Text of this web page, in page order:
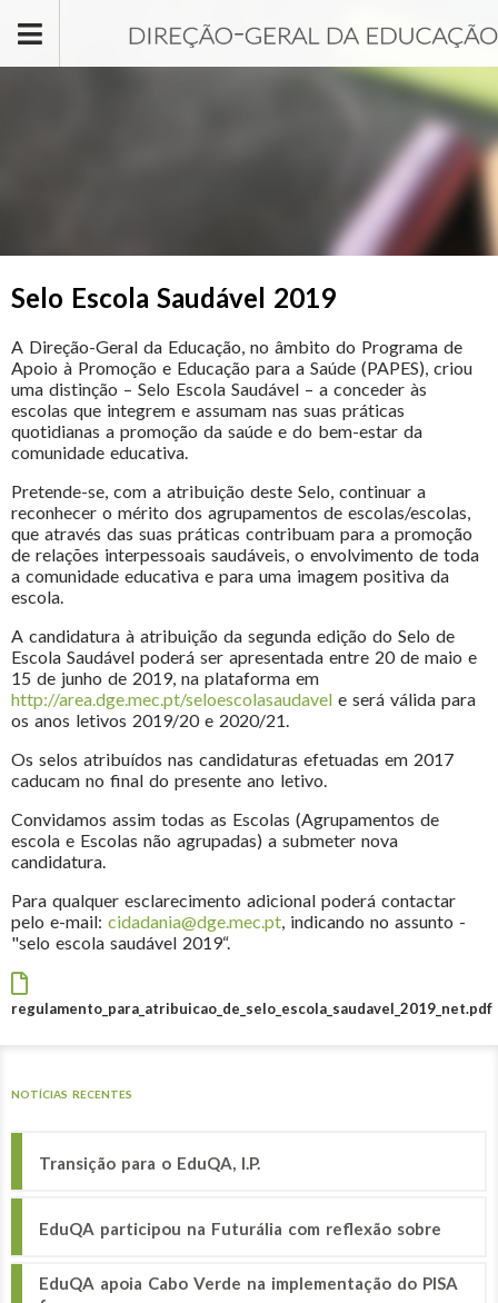
Selo Escola Saudável 2019
A Direção-Geral da Educação, no âmbito do Programa de
Apoio à Promoção e Educação para a Saúde (PAPES), criou
uma distinção – Selo Escola Saudável – a conceder às
escolas que integrem e assumam nas suas práticas
quotidianas a promoção da saúde e do bem-estar da
comunidade educativa.
Pretende-se, com a atribuição deste Selo, continuar a
reconhecer o mérito dos agrupamentos de escolas/escolas,
que através das suas práticas contribuam para a promoção
de relações interpessoais saudáveis, o envolvimento de toda
a comunidade educativa e para uma imagem positiva da
escola.
A candidatura à atribuição da segunda edição do Selo de
Escola Saudável poderá ser apresentada entre 20 de maio e
15 de junho de 2019, na plataforma em
http://area.dge.mec.pt/seloescolasaudavel e será válida para
os anos letivos 2019/20 e 2020/21.
Os selos atribuídos nas candidaturas efetuadas em 2017
caducam no final do presente ano letivo.
Convidamos assim todas as Escolas (Agrupamentos de
escola e Escolas não agrupadas) a submeter nova
candidatura.
Para qualquer esclarecimento adicional poderá contactar
pelo e-mail: cidadania@dge.mec.pt, indicando no assunto -
"selo escola saudável 2019“.
regulamento_para_atribuicao_de_selo_escola_saudavel_2019_net.pdf
NOTÍCIAS RECENTES
Transição para o EduQA, I.P.
EduQA participou na Futurália com reflexão sobre
EduQA apoia Cabo Verde na implementação do PISA